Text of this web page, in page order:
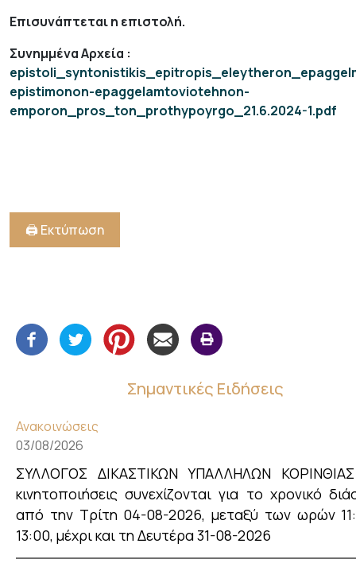
Σημαντικές Ειδήσεις
Ανακοινώσεις
03/08/2026
ΣΥΛΛΟΓΟΣ ΔΙΚΑΣΤΙΚΩΝ ΥΠΑΛΛΗΛΩΝ
κινητοποιήσεις συνεχίζονται για το χρονικό
από την Τρίτη 04-08-2026, μεταξύ των ωρών
13:00, μέχρι και τη Δευτέρα 31-08-2026
Επισυνάπτεται η επιστολή.
Συνημμένα Αρχεία :
epistimonon-epaggelamtoviotehnon-
emporon_pros_ton_prothypoyrgo_21.6.2024-1.pdf
🖨️ Εκτύπωση